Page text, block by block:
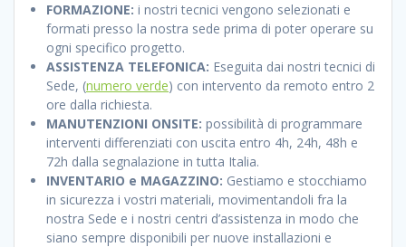
FORMAZIONE: i nostri tecnici vengono selezionati e
formati presso la nostra sede prima di poter operare su
ogni specifico progetto.
ASSISTENZA TELEFONICA: Eseguita dai nostri tecnici di
Sede, (numero verde) con intervento da remoto entro 2
ore dalla richiesta.
MANUTENZIONI ONSITE: possibilità di programmare
interventi differenziati con uscita entro 4h, 24h, 48h e
72h dalla segnalazione in tutta Italia.
INVENTARIO e MAGAZZINO: Gestiamo e stocchiamo
in sicurezza i vostri materiali, movimentandoli fra la
nostra Sede e i nostri centri d’assistenza in modo che
siano sempre disponibili per nuove installazioni e